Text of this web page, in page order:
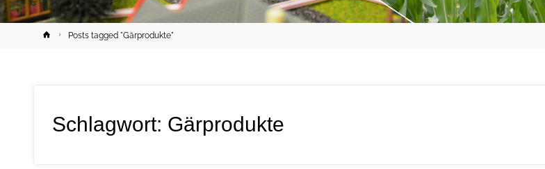
HomePosts tagged "Gärprodukte"
Schlagwort: Gärprodukte